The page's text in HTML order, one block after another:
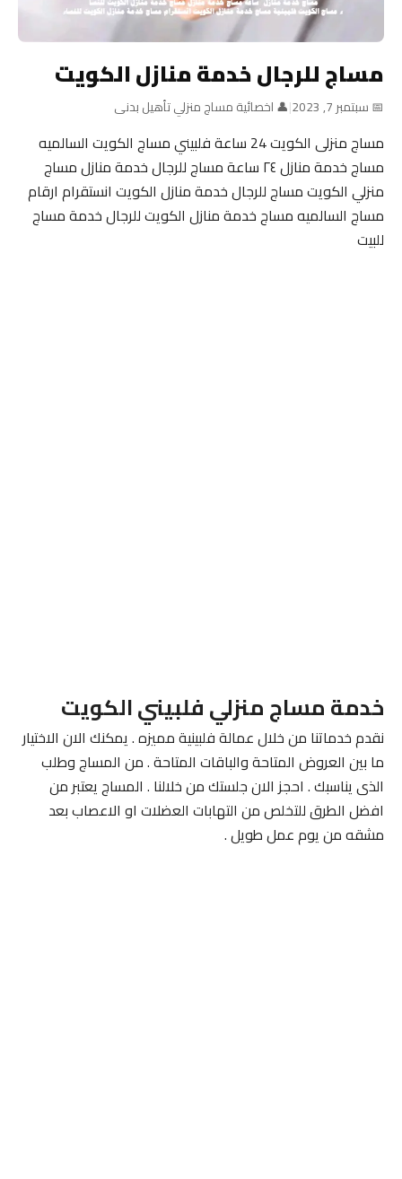
مساج للرجال خدمة منازل الكويت
📅 سبتمبر 7, 2023 |👤 اخصائية مساج منزلي تأهيل بدنى
مساج منزلى الكويت 24 ساعة فلبيني مساج الكويت السالميه
مساج خدمة منازل ٢٤ ساعة مساج للرجال خدمة منازل مساج
منزلي الكويت مساج للرجال خدمة منازل الكويت انستقرام ارقام
مساج السالميه مساج خدمة منازل الكويت للرجال خدمة مساج
للبيت
خدمة مساج منزلي فلبيني الكويت
نقدم خدماتنا من خلال عمالة فلبينية مميزه . يمكنك الان الاختيار
ما بين العروض المتاحة والباقات المتاحة . من المساج وطلب
الذى يناسبك . احجز الان جلستك من خلالنا . المساج يعتبر من
افضل الطرق للتخلص من التهابات العضلات او الاعصاب بعد
مشقه من يوم عمل طويل .